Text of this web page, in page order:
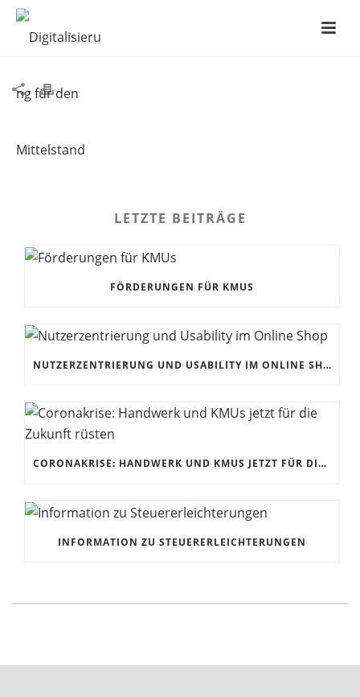
PORTRIAT-CASEY
LETZTE BEITRÄGE
FÖRDERUNGEN FÜR KMUS
NUTZERZENTRIERUNG UND USABILITY IM ONLINE SHOP
CORONAKRISE: HANDWERK UND KMUS JETZT FÜR DIE ZUKUNFT RÜSTEN
INFORMATION ZU STEUERERLEICHTERUNGEN